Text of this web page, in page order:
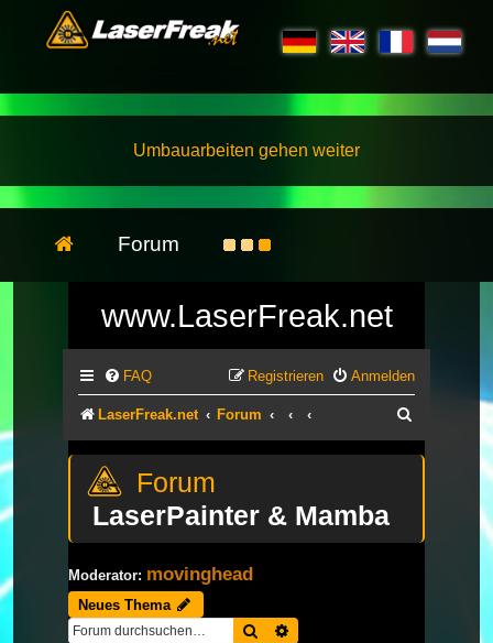
Umbauarbeiten gehen weiter
Forum
www.LaserFreak.net
FAQ Anmelden
Registrieren
LaserFreak.net Forum
LaserPainter & Mamba
Moderator: movinghead
Neues Thema
Suche